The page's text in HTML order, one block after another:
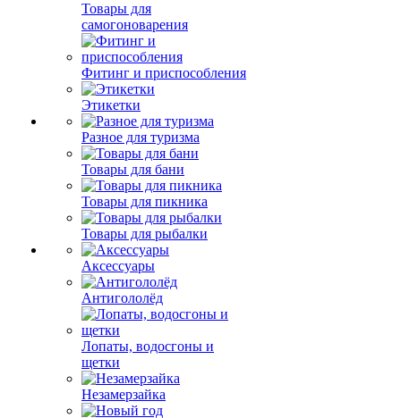
Товары для
самогоноварения
Фитинг и приспособления
Этикетки
Разное для туризма
Товары для бани
Товары для пикника
Товары для рыбалки
Аксессуары
Антигололёд
Лопаты, водосгоны и
щетки
Незамерзайка